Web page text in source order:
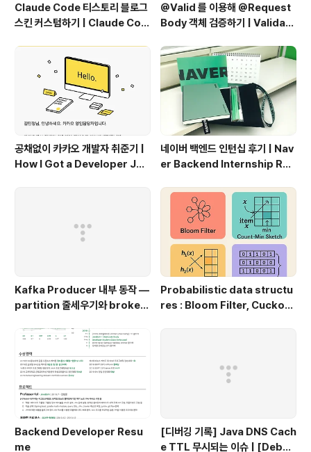
Claude Code 티스토리 블로그
스킨 커스텀하기 | Claude Cod
@Valid 를 이용해 @Request
Body 객체 검증하기 | Validati
s Using @Valid
공채없이 카카오 개발자 취준기 |
How I Got a Developer Job
네이버 백엔드 인턴십 후기 | Nav
er Backend Internship Rev
Kafka Producer 내부 동작 —
partition 줄세우기와 broker
Probabilistic data structu
res : Bloom Filter, Cuckoo
r, Ribbon Filter
Backend Developer Resu
me
[디버깅 기록] Java DNS Cach
e TTL 무시되는 이슈 | [Debug